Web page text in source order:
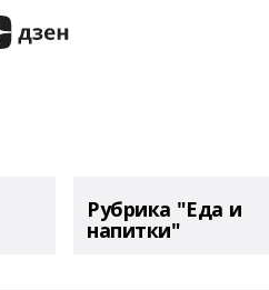
Рубрика "Еда и
напитки"